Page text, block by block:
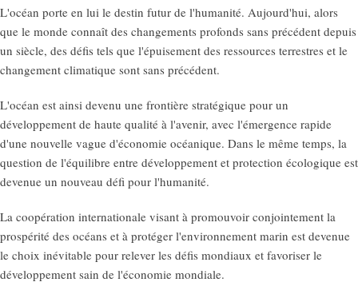
L'océan porte en lui le destin futur de l'humanité. Aujourd'hui, alors
que le monde connaît des changements profonds sans précédent depuis
un siècle, des défis tels que l'épuisement des ressources terrestres et le
changement climatique sont sans précédent.
L'océan est ainsi devenu une frontière stratégique pour un
développement de haute qualité à l'avenir, avec l'émergence rapide
d'une nouvelle vague d'économie océanique. Dans le même temps, la
question de l'équilibre entre développement et protection écologique est
devenue un nouveau défi pour l'humanité.
La coopération internationale visant à promouvoir conjointement la
prospérité des océans et à protéger l'environnement marin est devenue
le choix inévitable pour relever les défis mondiaux et favoriser le
développement sain de l'économie mondiale.